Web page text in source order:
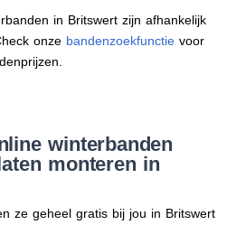
in Britswert zijn afhankelijk
onze bandenzoekfunctievoor
winterbanden
monteren in
ze geheel gratis bij jou in Britswert